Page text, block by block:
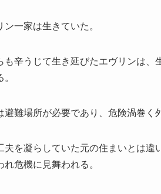
一家は生きていた。
も辛うじて生き延びたエヴリンは、
難場所が必要であり、危険渦巻く
夫を凝らしていた元の住まいとは
危機に見舞われる。